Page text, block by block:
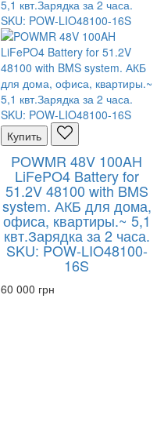
Купить
POWMR 48V 100AH
LiFePO4 Battery for
51.2V 48100 with BMS
system. АКБ для дома,
офиса, квартиры.~ 5,1
квт.Зарядка за 2 часа.
SKU: POW-LIO48100-
16S
60 000 грн